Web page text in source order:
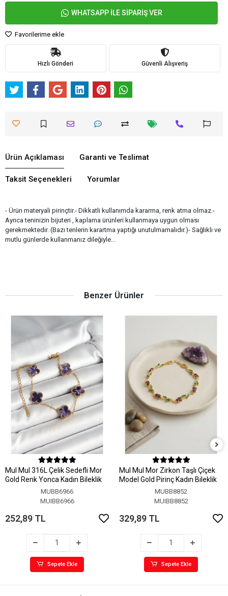
WHATSAPP İLE SİPARİŞ VER
Favorilerime ekle
Hızlı Gönderi Güvenli Alışveriş
Ürün Açıklaması Garanti ve Teslimat
Taksit Seçenekleri Yorumlar
- Ürün materyali pirinçtir.- Dikkatli kullanımda kararma, renk atma olmaz.-
Ayrıca teninizin bijuteri , kaplama ürünleri kullanmaya uygun olması
gerekmektedir. (Bazı tenlerin karartma yaptığı unutulmamalıdır.)- Sağlıklı ve
mutlu günlerde kullanmanız dileğiyle…
Benzer Ürünler
MuI MuI 316L Çelik Sedefli Mor
Gold Renk Yonca Kadın Bileklik
MUBB6966
MUIBB6966
252,89 TL
Sepete Ekle
MuI MuI Mor Zirkon Taşlı Çiçek
Model Gold Pirinç Kadın Bileklik
MUBB8852
MUIBB8852
329,89 TL
Sepete Ekle